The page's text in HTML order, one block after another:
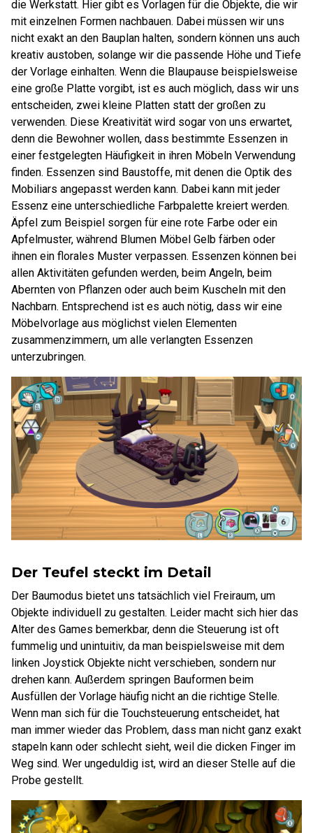
die Werkstatt. Hier gibt es Vorlagen für die Objekte, die wir
mit einzelnen Formen nachbauen. Dabei müssen wir uns
nicht exakt an den Bauplan halten, sondern können uns auch
kreativ austoben, solange wir die passende Höhe und Tiefe
der Vorlage einhalten. Wenn die Blaupause beispielsweise
eine große Platte vorgibt, ist es auch möglich, dass wir uns
entscheiden, zwei kleine Platten statt der großen zu
verwenden. Diese Kreativität wird sogar von uns erwartet,
denn die Bewohner wollen, dass bestimmte Essenzen in
einer festgelegten Häufigkeit in ihren Möbeln Verwendung
finden. Essenzen sind Baustoffe, mit denen die Optik des
Mobiliars angepasst werden kann. Dabei kann mit jeder
Essenz eine unterschiedliche Farbpalette kreiert werden.
Äpfel zum Beispiel sorgen für eine rote Farbe oder ein
Apfelmuster, während Blumen Möbel Gelb färben oder
ihnen ein florales Muster verpassen. Essenzen können bei
allen Aktivitäten gefunden werden, beim Angeln, beim
Abernten von Pflanzen oder auch beim Kuscheln mit den
Nachbarn. Entsprechend ist es auch nötig, dass wir eine
Möbelvorlage aus möglichst vielen Elementen
zusammenzimmern, um alle verlangten Essenzen
unterzubringen.
Der Teufel steckt im Detail
Der Baumodus bietet uns tatsächlich viel Freiraum, um
Objekte individuell zu gestalten. Leider macht sich hier das
Alter des Games bemerkbar, denn die Steuerung ist oft
fummelig und unintuitiv, da man beispielsweise mit dem
linken Joystick Objekte nicht verschieben, sondern nur
drehen kann. Außerdem springen Bauformen beim
Ausfüllen der Vorlage häufig nicht an die richtige Stelle.
Wenn man sich für die Touchsteuerung entscheidet, hat
man immer wieder das Problem, dass man nicht ganz exakt
stapeln kann oder schlecht sieht, weil die dicken Finger im
Weg sind. Wer ungeduldig ist, wird an dieser Stelle auf die
Probe gestellt.